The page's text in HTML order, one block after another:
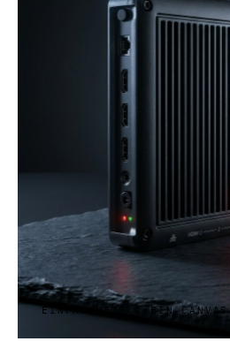
EINFACHHEIT · EIN CANVAS